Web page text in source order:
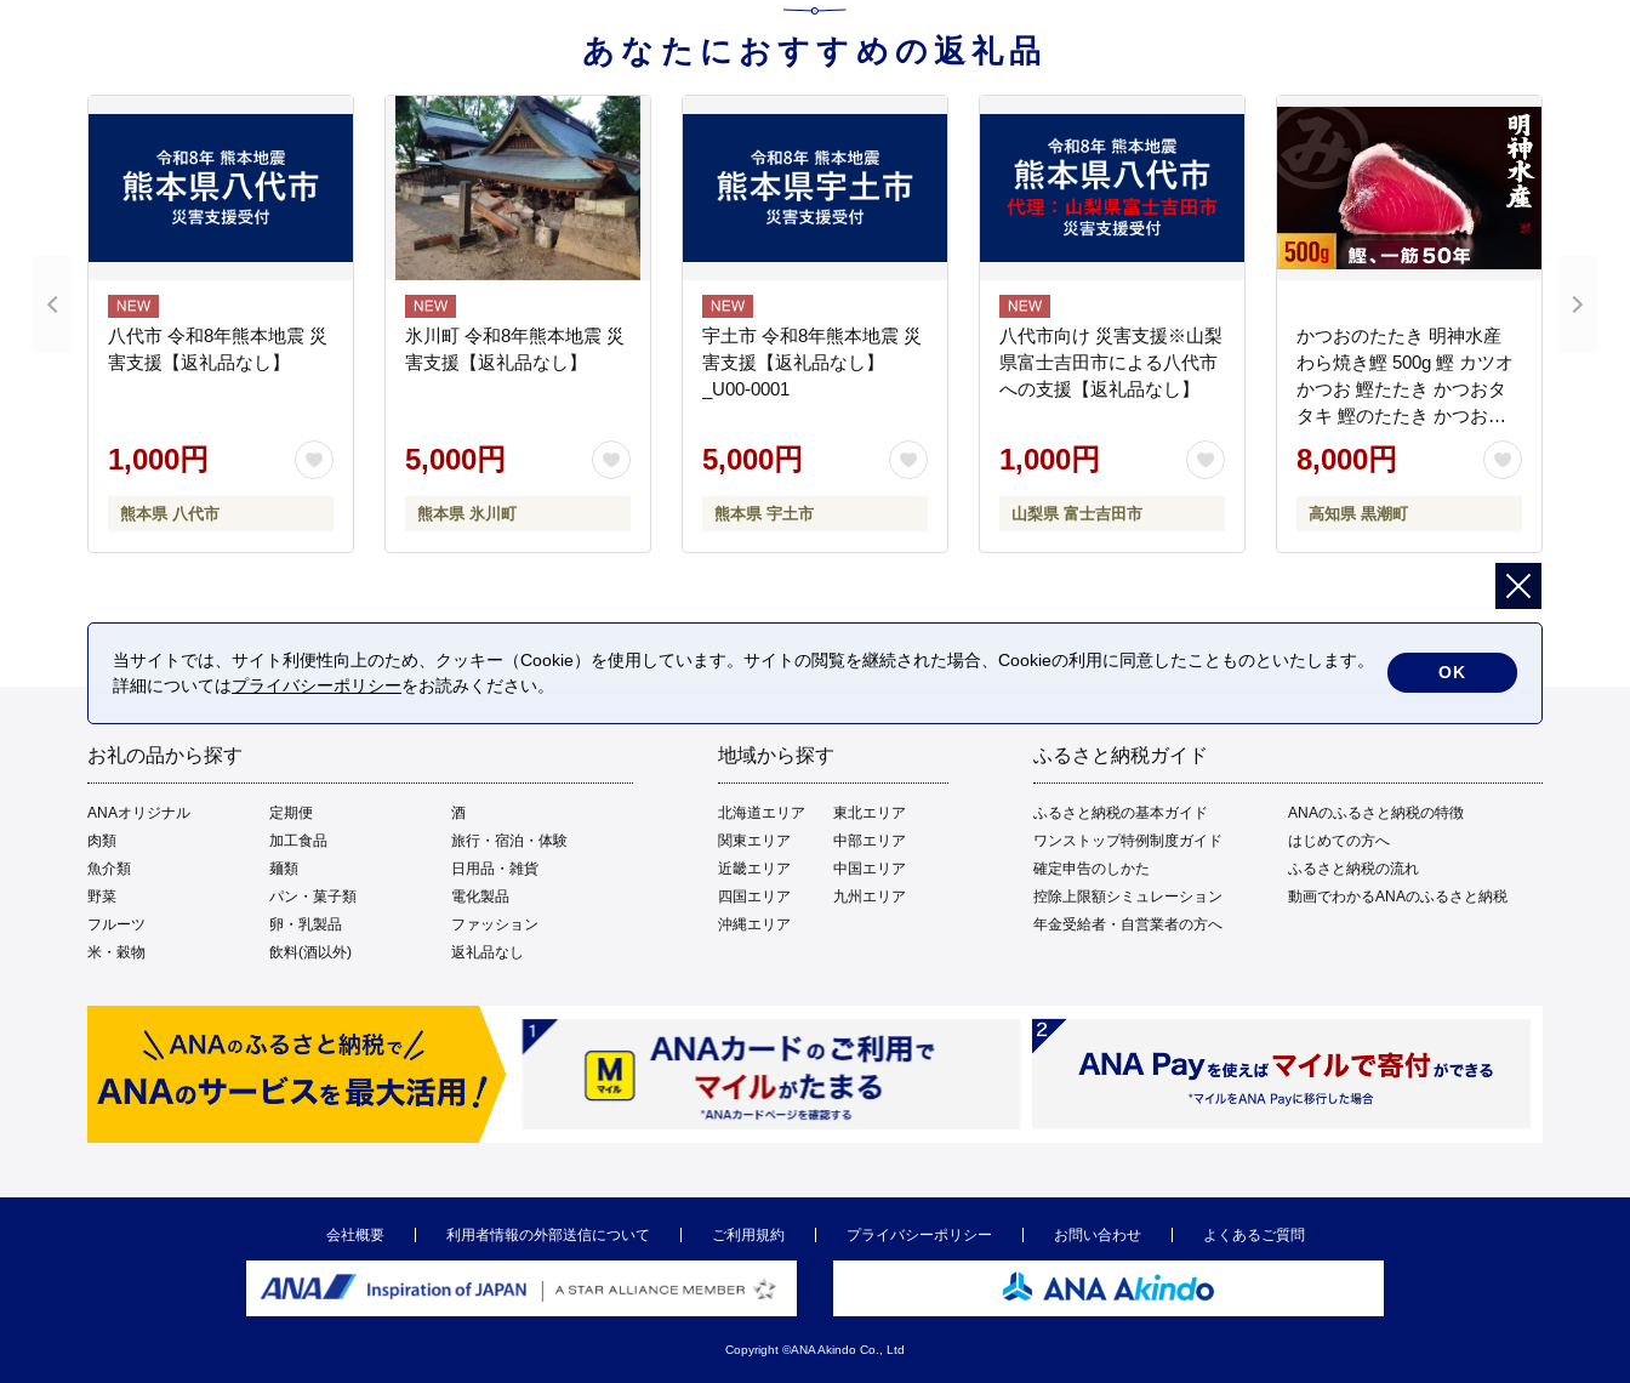
あなたにおすすめの返礼品
八代市 令和8年熊本地震 災
害支援【返礼品なし】
1,000円
熊本県 八代市
氷川町 令和8年熊本地震 災
害支援【返礼品なし】
5,000円
熊本県 氷川町
宇土市 令和8年熊本地震 災
害支援【返礼品なし】
_U00-0001
5,000円
熊本県 宇土市
八代市向け 災害支援※山梨
県富士吉田市による八代市
への支援【返礼品なし】
1,000円
山梨県 富士吉田市
かつおのたたき 明神水産
わら焼き鰹 500g 鰹 カツオ
かつお 鰹たたき かつおタ
タキ 鰹のたたき かつおの
タタキ 藁焼き わら焼き 魚
さかな 海鮮 刺身 お刺身 冷
ご当地 本場 高知 黒潮町 ギ
フト 贈答品 人気 返礼品 ふ
産 土佐名物 高知県 高評価
食卓 ご飯のお供 父の日 ギ
フト プレゼント[1669]
8,000円
高知県 黒潮町
お礼の品から探す
ANAオリジナル 定期便
酒
肉類
加工食品
旅行・宿泊・体験
魚介類
麺類
日用品・雑貨
野菜
パン・菓子類
電化製品
フルーツ
卵・乳製品
ファッション
米・穀物
飲料(酒以外) 返礼品なし
地域から探す
北海道エリア
東北エリア
関東エリア
中部エリア
近畿エリア
中国エリア
四国エリア
九州エリア
沖縄エリア
ふるさと納税ガイド
ふるさと納税の基本ガイド
ANAのふるさと納税の特徴
ワンストップ特例制度ガイド
はじめての方へ
確定申告のしかた
ふるさと納税の流れ
控除上限額シミュレーション
動画でわかるANAのふるさと納税
年金受給者・自営業者の方へ
会社概要 利用者情報の外部送信について ご利用規約 プライバシーポリシー お問い合わせ よくあるご質問
Copyright ©ANA Akindo Co., Ltd
当サイトでは、サイト利便性向上のため、クッキー（Cookie）を使用しています。サイトの閲覧を継続された場合、Cookieの利用に同意したことものといたします。
詳細についてはプライバシーポリシーをお読みください。
OK